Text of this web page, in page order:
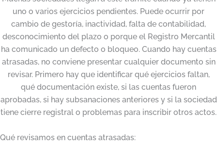
uno o varios ejercicios pendientes. Puede ocurrir por
cambio de gestoría, inactividad, falta de contabilidad,
desconocimiento del plazo o porque el Registro Mercantil
ha comunicado un defecto o bloqueo. Cuando hay cuentas
atrasadas, no conviene presentar cualquier documento sin
revisar. Primero hay que identificar qué ejercicios faltan,
qué documentación existe, si las cuentas fueron
aprobadas, si hay subsanaciones anteriores y si la sociedad
tiene cierre registral o problemas para inscribir otros actos.
Qué revisamos en cuentas atrasadas: